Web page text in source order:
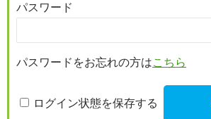
パスワード
パスワードをお忘れの方はこちら
ログイン状態を保存する